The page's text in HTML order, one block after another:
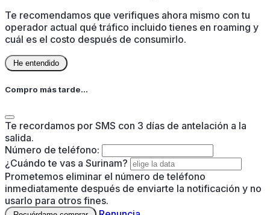
Te recomendamos que verifiques ahora mismo con tu
operador actual qué tráfico incluido tienes en roaming y
cuál es el costo después de consumirlo.
He entendido
Compro más tarde...
Te recordamos por SMS con 3 días de antelación a la
salida.
Número de teléfono:
¿Cuándo te vas a Surinam?
Prometemos eliminar el número de teléfono
inmediatamente después de enviarte la notificación y no
usarlo para otros fines.